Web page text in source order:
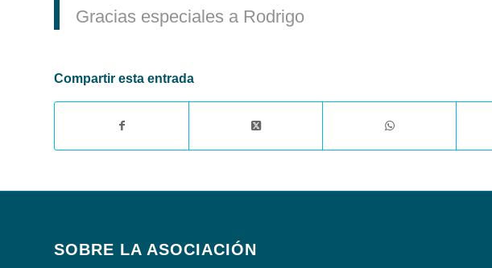
Gracias especiales a Rodrigo
Compartir esta entrada
SOBRE LA ASOCIACIÓN